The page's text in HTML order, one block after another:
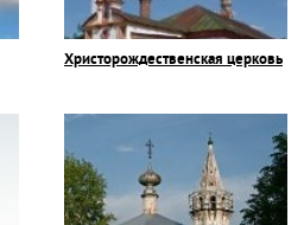
Христорождественская церковь